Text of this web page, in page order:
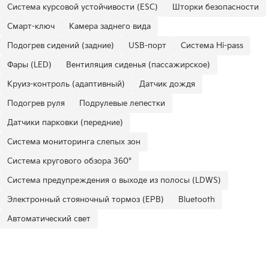
Система курсовой устойчивости (ESC)
Шторки безопасности
Смарт-ключ
Камера заднего вида
Подогрев сидений (задние)
USB-порт
Система Hi-pass
Фары (LED)
Вентиляция сиденья (пассажирское)
Круиз-контроль (адаптивный)
Датчик дождя
Подогрев руля
Подрулевые лепестки
Датчики парковки (передние)
Система мониторинга слепых зон
Система кругового обзора 360°
Система предупреждения о выходе из полосы (LDWS)
Электронный стояночный тормоз (EPB)
Bluetooth
Автоматический свет